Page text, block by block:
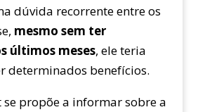
dúvida recorrente entre os
mesmo sem ter
últimos meses, ele teria
determinados benefícios.
se propõe a informar sobre a